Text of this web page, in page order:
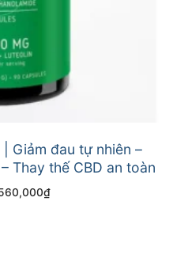
| Giảm đau tự nhiên –
Thay thế CBD an toàn
₫